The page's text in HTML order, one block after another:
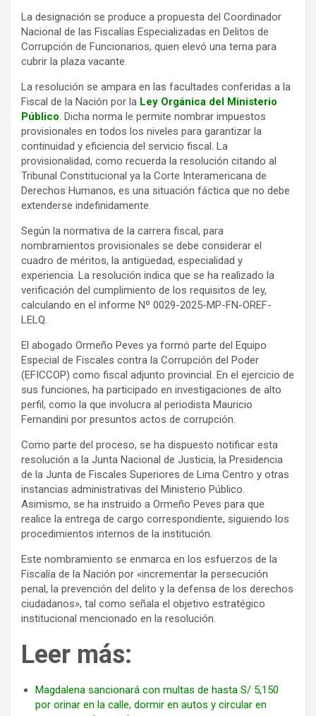
La designación se produce a propuesta del Coordinador
Nacional de las Fiscalías Especializadas en Delitos de
Corrupción de Funcionarios, quien elevó una terna para
cubrir la plaza vacante.
La resolución se ampara en las facultades conferidas a la
Fiscal de la Nación por la Ley Orgánica del Ministerio
Público. Dicha norma le permite nombrar impuestos
provisionales en todos los niveles para garantizar la
continuidad y eficiencia del servicio fiscal. La
provisionalidad, como recuerda la resolución citando al
Tribunal Constitucional ya la Corte Interamericana de
Derechos Humanos, es una situación fáctica que no debe
extenderse indefinidamente.
Según la normativa de la carrera fiscal, para
nombramientos provisionales se debe considerar el
cuadro de méritos, la antigüedad, especialidad y
experiencia. La resolución indica que se ha realizado la
verificación del cumplimiento de los requisitos de ley,
calculando en el informe Nº 0029-2025-MP-FN-OREF-
LELQ.
El abogado Ormeño Peves ya formó parte del Equipo
Especial de Fiscales contra la Corrupción del Poder
(EFICCOP) como fiscal adjunto provincial. En el ejercicio de
sus funciones, ha participado en investigaciones de alto
perfil, como la que involucra al periodista Mauricio
Fernandini por presuntos actos de corrupción.
Como parte del proceso, se ha dispuesto notificar esta
resolución a la Junta Nacional de Justicia, la Presidencia
de la Junta de Fiscales Superiores de Lima Centro y otras
instancias administrativas del Ministerio Público.
Asimismo, se ha instruido a Ormeño Peves para que
realice la entrega de cargo correspondiente, siguiendo los
procedimientos internos de la institución.
Este nombramiento se enmarca en los esfuerzos de la
Fiscalía de la Nación por «incrementar la persecución
penal, la prevención del delito y la defensa de los derechos
ciudadanos», tal como señala el objetivo estratégico
institucional mencionado en la resolución.
Leer más:
Magdalena sancionará con multas de hasta S/ 5,150
por orinar en la calle, dormir en autos y circular en